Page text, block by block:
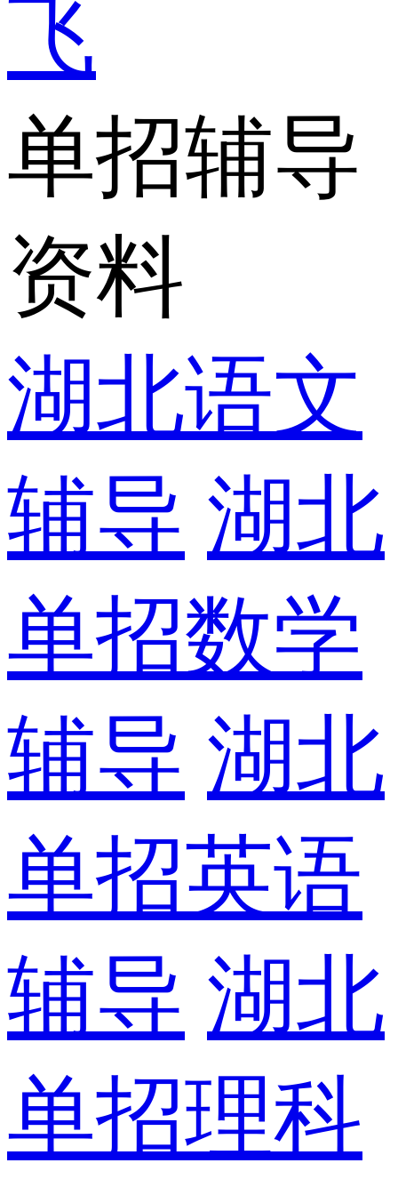
飞
单招辅导
资料
湖北语文
辅导 湖北
单招数学
辅导 湖北
单招英语
辅导 湖北
单招理科